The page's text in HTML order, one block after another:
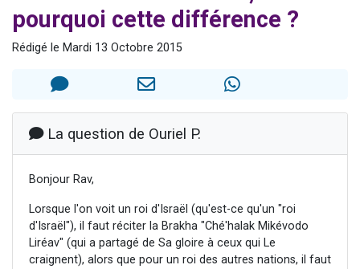
12 nouvelles musiques dans Torah-Box Music
2 personnes viennent de nous rejoindre sur WhatsApp
pourquoi cette différence ?
Rédigé le Mardi 13 Octobre 2015
La question de Ouriel P.
Bonjour Rav,
Lorsque l'on voit un roi d'Israël (qu'est-ce qu'un "roi
d'Israël"), il faut réciter la Brakha "Ché'halak Mikévodo
Liréav" (qui a partagé de Sa gloire à ceux qui Le
craignent), alors que pour un roi des autres nations, il faut